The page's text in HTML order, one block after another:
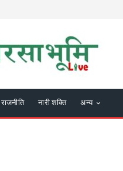
राजनीति नारी शक्ति अन्य